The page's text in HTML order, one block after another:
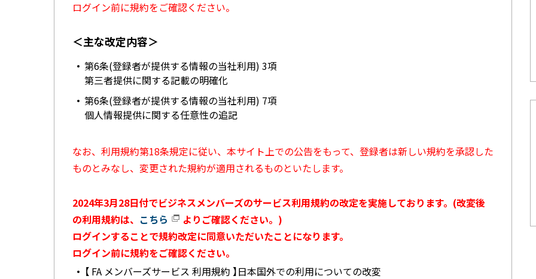
ログイン前に規約をご確認ください。
＜主な改定内容＞
第6条(登録者が提供する情報の当社利用) 3項
第三者提供に関する記載の明確化
第6条(登録者が提供する情報の当社利用) 7項
個人情報提供に関する任意性の追記
なお、利用規約第18条規定に従い、本サイト上での公告をもって、登録者は新しい規約を承認した
ものとみなし、変更された規約が適用されるものといたします。
2024年3月28日付でビジネスメンバーズのサービス利用規約の改定を実施しております。(改変後
の利用規約は、 こちら
よりご確認ください。)
ログインすることで規約改定に同意いただいたことになります。
ログイン前に規約をご確認ください。
【 FA メンバーズサービス 利用規約 】日本国外での利用についての改変